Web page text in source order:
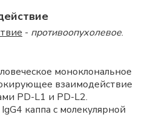
- противоопухолевое.
моноклональное
взаимодействие
PD-L1 и PD-L2.
каппа с молекулярной